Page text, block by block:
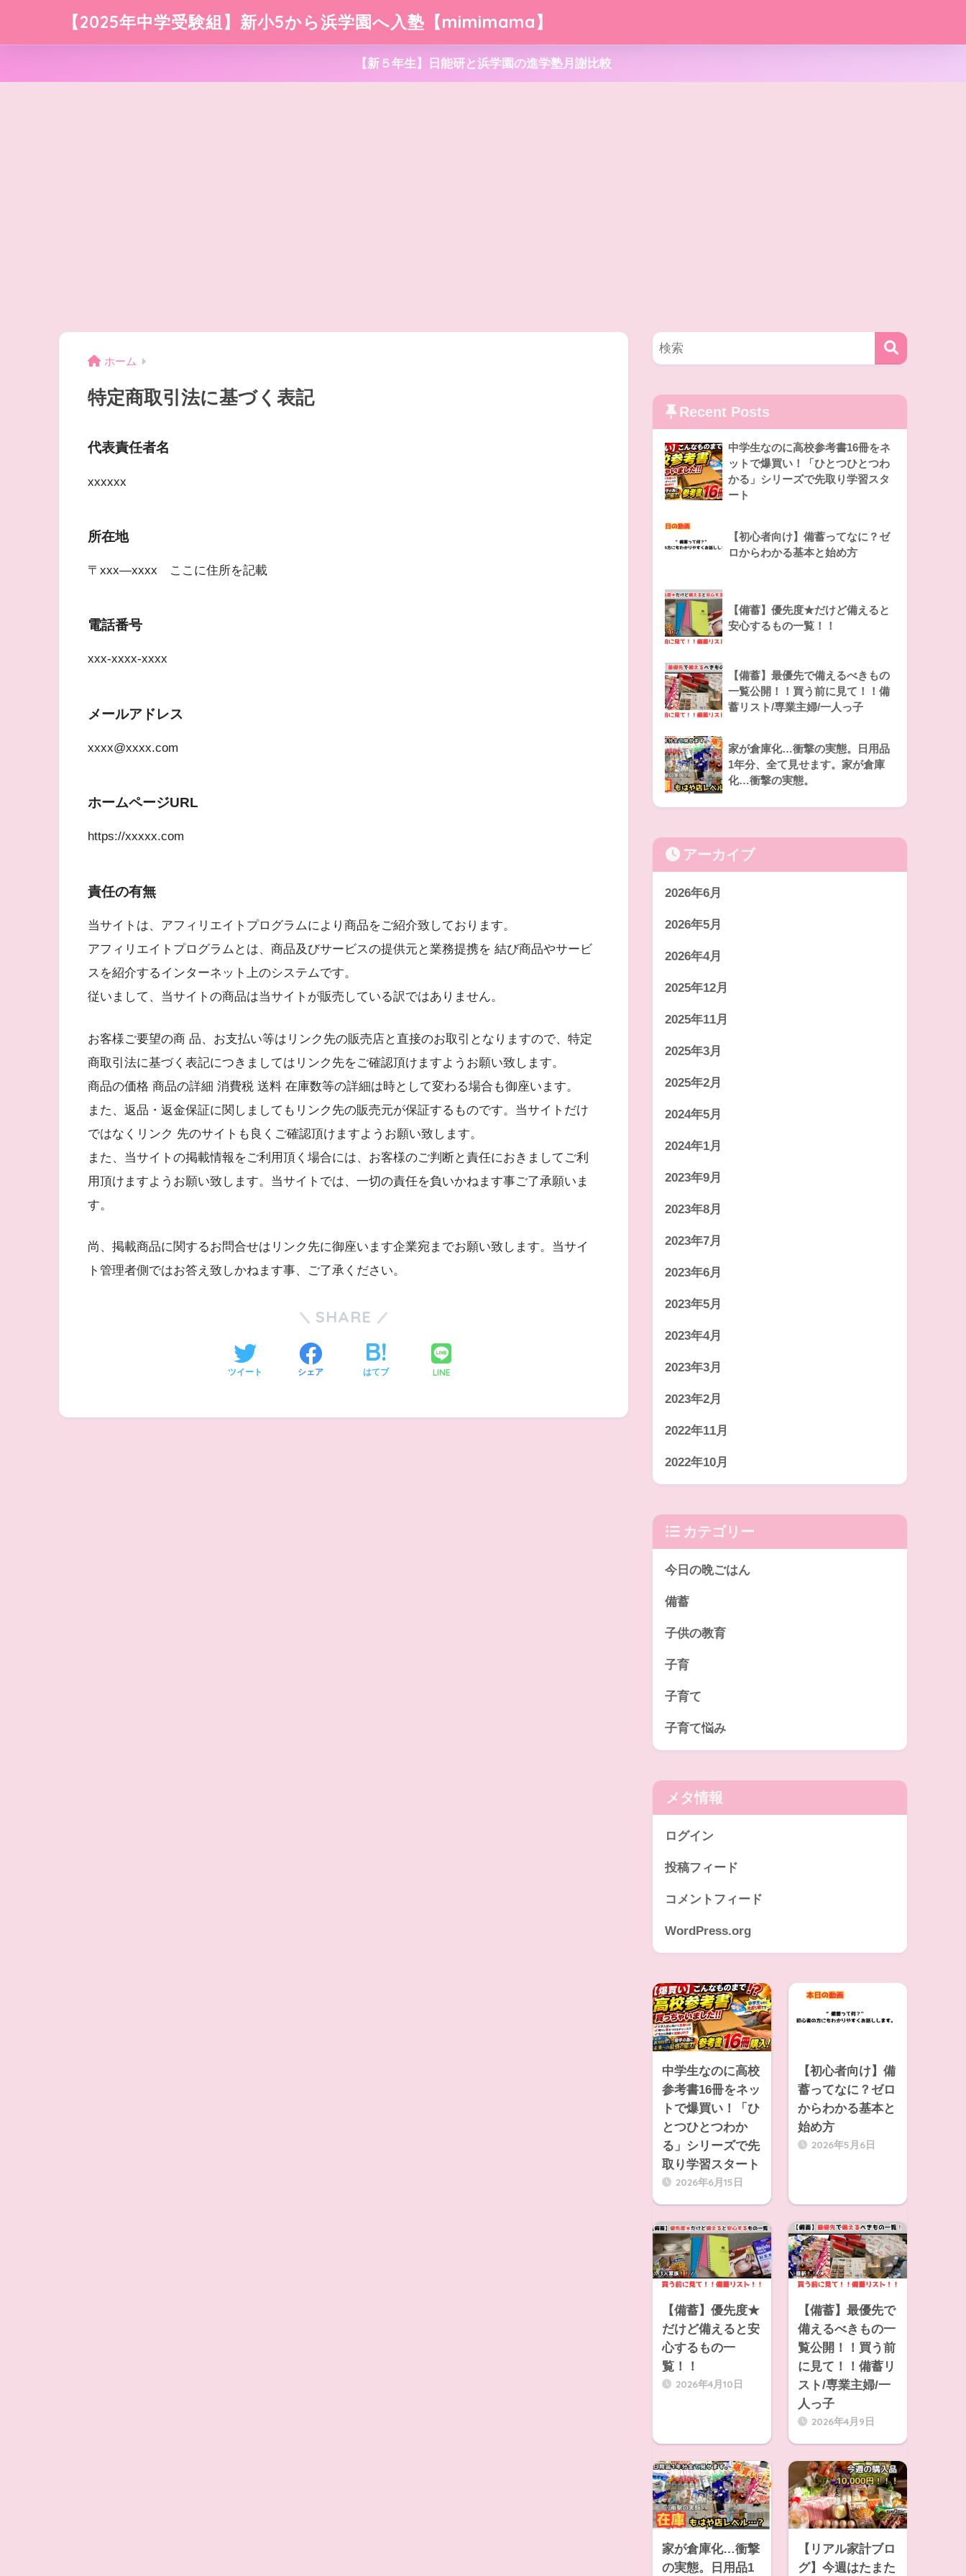
【2025年中学受験組】新小5から浜学園へ入塾【mimimama】
【新５年生】日能研と浜学園の進学塾月謝比較
ホーム
特定商取引法に基づく表記
代表責任者名
xxxxxx
所在地
〒xxx―xxxx ここに住所を記載
電話番号
xxx-xxxx-xxxx
メールアドレス
xxxx@xxxx.com
ホームページURL
https://xxxxx.com
責任の有無
当サイトは、アフィリエイトプログラムにより商品をご紹介致しております。
アフィリエイトプログラムとは、商品及びサービスの提供元と業務提携を 結び商品やサービ
スを紹介するインターネット上のシステムです。
従いまして、当サイトの商品は当サイトが販売している訳ではありません。
お客様ご要望の商 品、お支払い等はリンク先の販売店と直接のお取引となりますので、特定
商取引法に基づく表記につきましてはリンク先をご確認頂けますようお願い致します。
商品の価格 商品の詳細 消費税 送料 在庫数等の詳細は時として変わる場合も御座います。
また、返品・返金保証に関しましてもリンク先の販売元が保証するものです。当サイトだけ
ではなくリンク 先のサイトも良くご確認頂けますようお願い致します。
また、当サイトの掲載情報をご利用頂く場合には、お客様のご判断と責任におきましてご利
用頂けますようお願い致します。当サイトでは、一切の責任を負いかねます事ご了承願いま
す。
尚、掲載商品に関するお問合せはリンク先に御座います企業宛までお願い致します。当サイ
ト管理者側ではお答え致しかねます事、ご了承ください。
SHARE
ツイート シェア はてブ LINE
Recent Posts
中学生なのに高校参考書16冊をネ
ットで爆買い！「ひとつひとつわ
かる」シリーズで先取り学習スタ
ート
【初心者向け】備蓄ってなに？ゼ
ロからわかる基本と始め方
【備蓄】優先度★だけど備えると
安心するもの一覧！！
【備蓄】最優先で備えるべきもの
一覧公開！！買う前に見て！！備
蓄リスト/専業主婦/一人っ子
家が倉庫化…衝撃の実態。日用品
1年分、全て見せます。家が倉庫
化…衝撃の実態。
アーカイブ
2026年6月
2026年5月
2026年4月
2025年12月
2025年11月
2025年3月
2025年2月
2024年5月
2024年1月
2023年9月
2023年8月
2023年7月
2023年6月
2023年5月
2023年4月
2023年3月
2023年2月
2022年11月
2022年10月
カテゴリー
今日の晩ごはん
備蓄
子供の教育
子育
子育て
子育て悩み
メタ情報
ログイン
投稿フィード
コメントフィード
WordPress.org
中学生なのに高校
参考書16冊をネッ
トで爆買い！「ひ
とつひとつわか
る」シリーズで先
取り学習スタート
2026年6月15日
【初心者向け】備
蓄ってなに？ゼロ
からわかる基本と
始め方
2026年5月6日
【備蓄】優先度★
だけど備えると安
心するもの一
覧！！
2026年4月10日
【備蓄】最優先で
備えるべきもの一
覧公開！！買う前
に見て！！備蓄リ
スト/専業主婦/一
人っ子
2026年4月9日
家が倉庫化…衝撃
の実態。日用品1
【リアル家計ブロ
グ】今週はたまた